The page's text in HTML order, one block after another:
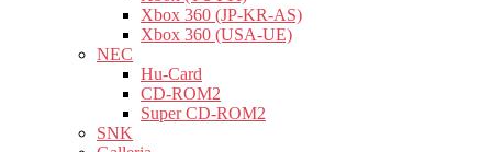
Xbox 360 (JP-KR-AS)
Xbox 360 (USA-UE)
NEC
Hu-Card
CD-ROM2
Super CD-ROM2
SNK